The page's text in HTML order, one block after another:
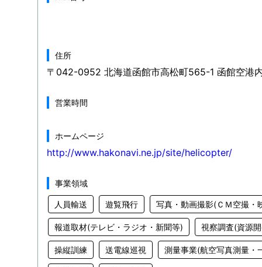
住所
〒042-0952 北海道函館市高松町565-1 函館空港
営業時間
ホームページ
http://www.hakonavi.ne.jp/site/helicopter/
事業領域
人員輸送 遊覧飛行 写真・動画撮影(ＣＭ空撮・
報道取材(テレビ・ラジオ・新聞等) 視察調査(資源
操縦訓練 送電線巡視 測量事業(航空写真測量・